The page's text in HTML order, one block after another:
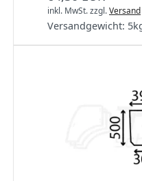
inkl. MwSt.zzgl.Versand
Versandgewicht: 5